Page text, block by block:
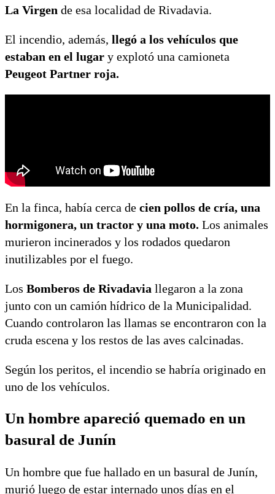
La Virgen de esa localidad de Rivadavia.
El incendio, además, llegó a los vehículos que
estaban en el lugar y explotó una camioneta
Peugeot Partner roja.
En la finca, había cerca de cien pollos de cría, una
hormigonera, un tractor y una moto. Los animales
murieron incinerados y los rodados quedaron
inutilizables por el fuego.
Los Bomberos de Rivadavia llegaron a la zona
junto con un camión hídrico de la Municipalidad.
Cuando controlaron las llamas se encontraron con la
cruda escena y los restos de las aves calcinadas.
Según los peritos, el incendio se habría originado en
uno de los vehículos.
Un hombre apareció quemado en un
basural de Junín
Un hombre que fue hallado en un basural de Junín,
murió luego de estar internado unos días en el